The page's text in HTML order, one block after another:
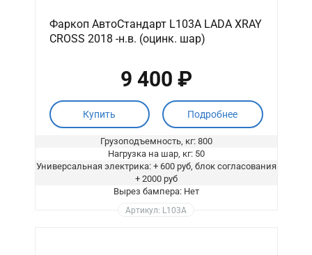
Фаркоп АвтоСтандарт L103A LADA XRAY
CROSS 2018 -н.в. (оцинк. шар)
9 400 ₽
Купить Подробнее
Грузоподъемность, кг: 800
Нагрузка на шар, кг: 50
Универсальная электрика: + 600 руб, блок согласования
+ 2000 руб
Вырез бампера: Нет
Артикул: L103A